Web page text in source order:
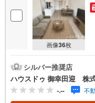
画像36枚
シルバー推奨店
ハウスドゥ 御幸田迎 株
-.-- 不